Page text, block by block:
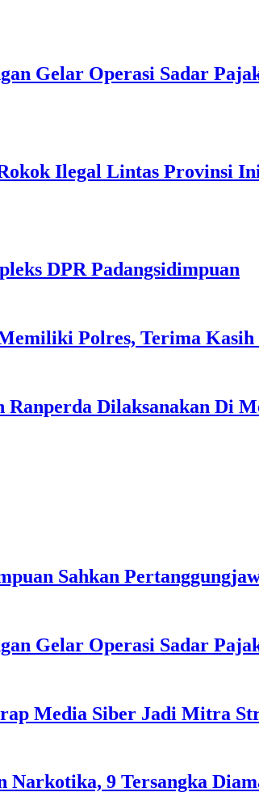
Gelar Operasi Sadar
Ilegal Lintas Provinsi
DPR Padangsidimpuan
Polres, Terima
Dilaksanakan Di
Sahkan
Gelar Operasi Sadar
Media Siber Jadi Mitra
Narkotika, 9 Tersangka